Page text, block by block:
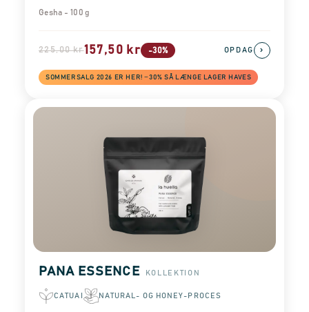
Gesha - 100 g
225,00 kr157,50 kr -30%
SOMMERSALG 2026 ER HER! −30% SÅ LÆNGE LAGER HAVES
OPDAG ›
PANA ESSENCE KOLLEKTION
CATUAI NATURAL- OG HONEY-PROCES